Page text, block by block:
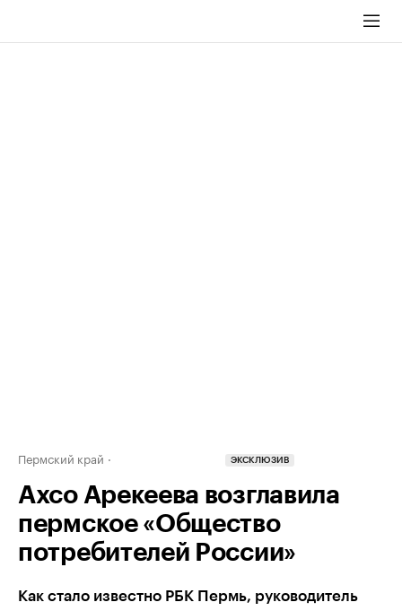
Пермский край ЭКСКЛЮЗИВ
Ахсо Арекеева возглавила
пермское «Общество
потребителей России»
Как стало известно РБК Пермь, руководитель